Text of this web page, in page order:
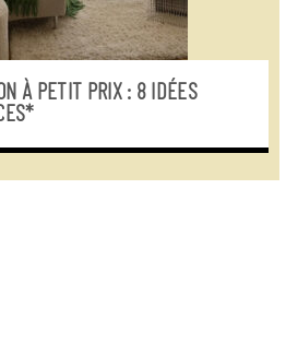
À PETIT PRIX : 8 IDÉES